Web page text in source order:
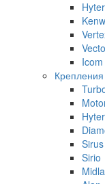
Icom
Крепления
Sirus
Sirio